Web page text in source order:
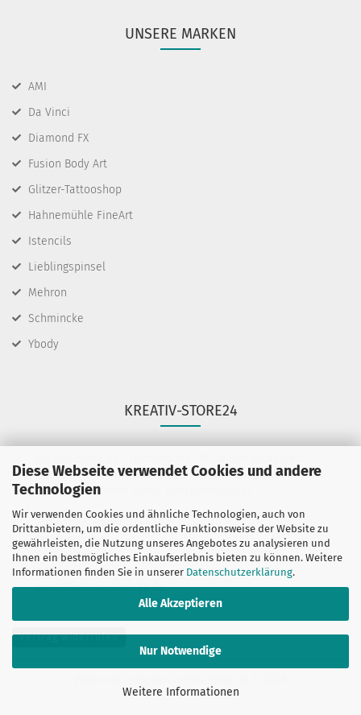
Diese Webseite verwendet Cookies und andere
Technologien
Wir verwenden Cookies und ähnliche Technologien, auch von
Drittanbietern, um die ordentliche Funktionsweise der Website zu
gewährleisten, die Nutzung unseres Angebotes zu analysieren und
Ihnen ein bestmögliches Einkaufserlebnis bieten zu können. Weitere
Informationen finden Sie in unserer Datenschutzerklärung.
Alle Akzeptieren
Nur Notwendige
Weitere Informationen
UNSERE MARKEN
AMI
Da Vinci
Diamond FX
Fusion Body Art
Glitzer-Tattooshop
Hahnemühle FineArt
Istencils
Lieblingspinsel
Mehron
Schmincke
Ybody
KREATIV-STORE24
Wir führen Schminkfarben von Diamond FX, Fusion
BodyArt & Mehron sowie Künstlermaterial.
Sie haben Fragen?
telefonisch:
06132-7389580
oder per mail unter:
mail@kreativ-store24.de
Vertrag widerrufen